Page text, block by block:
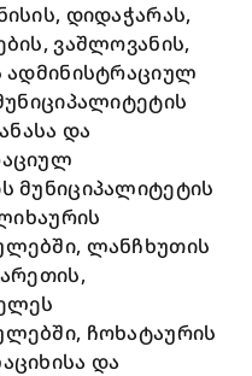
დიდაჭარას,
ვაშლოვანის,
ადმინისტრაციულ
და
მუნიციპალიტეტის
ლანჩხუთის
ჩოხატაურის
და